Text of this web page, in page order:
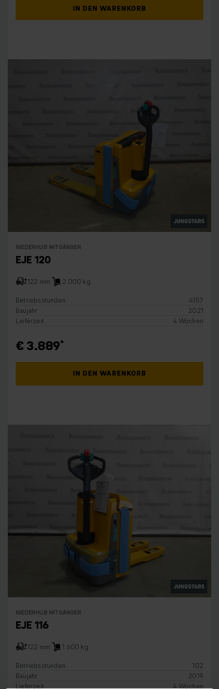
IN DEN WARENKORB
NIEDERHUB MITGÄNGER
EJE 120
122 mm
2.000 kg
Betriebsstunden
4157
Baujahr
2021
Lieferzeit
4 Wochen
€ 3.889
IN DEN WARENKORB
NIEDERHUB MITGÄNGER
EJE 116
122 mm
1.600 kg
Betriebsstunden
102
Baujahr
2019
Lieferzeit
4 Wochen